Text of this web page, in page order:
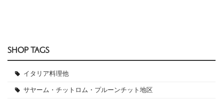
SHOP TAGS
イタリア料理他
サヤーム・チットロム・プルーンチット地区